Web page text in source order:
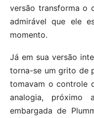
versão transforma o
admirável que ele
momento.
Já em sua versão
torna-se um grito de
tomavam o controle
analogia,
embargada de